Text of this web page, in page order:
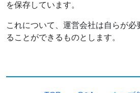
を保存しています。
これについて、運営会社は自らが必
ることができるものとします。